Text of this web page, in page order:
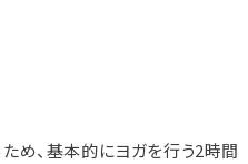
め、基本的にヨガを行う2時間